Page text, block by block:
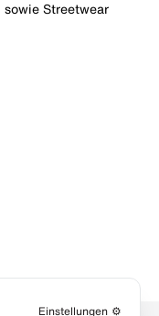
sowie Streetwear
Einstellungen ⚙️